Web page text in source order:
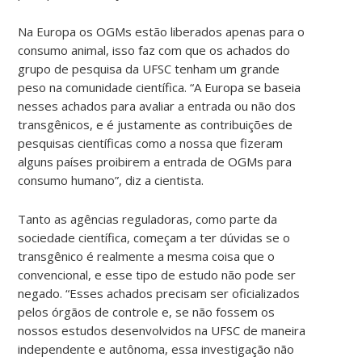
Na Europa os OGMs estão liberados apenas para o
consumo animal, isso faz com que os achados do
grupo de pesquisa da UFSC tenham um grande
peso na comunidade científica. “A Europa se baseia
nesses achados para avaliar a entrada ou não dos
transgênicos, e é justamente as contribuições de
pesquisas científicas como a nossa que fizeram
alguns países proibirem a entrada de OGMs para
consumo humano”, diz a cientista.
Tanto as agências reguladoras, como parte da
sociedade científica, começam a ter dúvidas se o
transgênico é realmente a mesma coisa que o
convencional, e esse tipo de estudo não pode ser
negado. “Esses achados precisam ser oficializados
pelos órgãos de controle e, se não fossem os
nossos estudos desenvolvidos na UFSC de maneira
independente e autônoma, essa investigação não